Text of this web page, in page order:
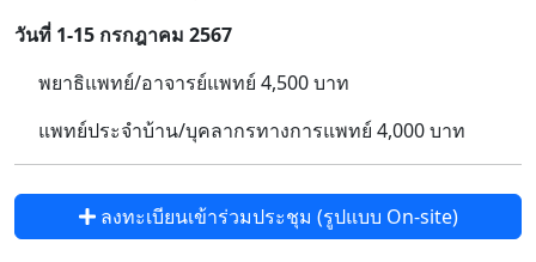
วันที่ 1-15 กรกฎาคม 2567
พยาธิแพทย์/อาจารย์แพทย์ 4,500 บาท
แพทย์ประจำบ้าน/บุคลากรทางการแพทย์ 4,000 บาท
ลงทะเบียนเข้าร่วมประชุม (รูปแบบ On-site)